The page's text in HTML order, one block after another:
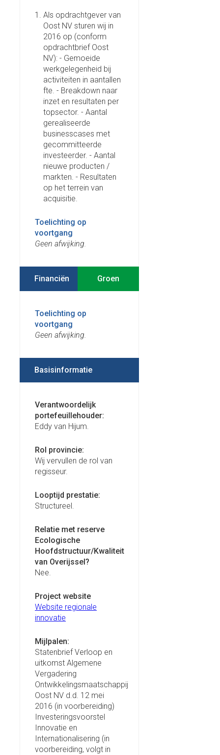
Als opdrachtgever van
Oost NV sturen wij in
2016 op (conform
opdrachtbrief Oost
NV): - Gemoeide
werkgelegenheid bij
activiteiten in aantallen
fte. - Breakdown naar
inzet en resultaten per
topsector. - Aantal
gerealiseerde
businesscases met
gecommitteerde
investeerder. - Aantal
nieuwe producten /
markten. - Resultaten
op het terrein van
acquisitie.
Toelichting op
voortgang
Geen afwijking.
Financiën
Toelichting op
voortgang
Geen afwijking.
Basisinformatie
Verantwoordelijk
portefeuillehouder:
Eddy van Hijum.
Rol provincie:
Wij vervullen de rol van
regisseur.
Looptijd prestatie:
Structureel.
Relatie met reserve
Ecologische
Hoofdstructuur/Kwaliteit
van Overijssel?
Nee.
Project website
Website regionale
innovatie
Mijlpalen:
Statenbrief Verloop en
uitkomst Algemene
Vergadering
Ontwikkelingsmaatschappij
Oost NV d.d. 12 mei
2016 (in voorbereiding)
Investeringsvoorstel
Innovatie en
Internationalisering (in
voorbereiding, volgt in